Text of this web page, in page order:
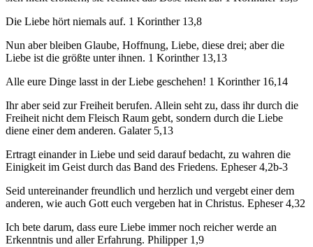
Die Liebe hört niemals auf. 1 Korinther 13,8
Nun aber bleiben Glaube, Hoffnung, Liebe, diese drei; aber die
Liebe ist die größte unter ihnen. 1 Korinther 13,13
Alle eure Dinge lasst in der Liebe geschehen! 1 Korinther 16,14
Ihr aber seid zur Freiheit berufen. Allein seht zu, dass ihr durch die
Freiheit nicht dem Fleisch Raum gebt, sondern durch die Liebe
diene einer dem anderen. Galater 5,13
Ertragt einander in Liebe und seid darauf bedacht, zu wahren die
Einigkeit im Geist durch das Band des Friedens. Epheser 4,2b-3
Seid untereinander freundlich und herzlich und vergebt einer dem
anderen, wie auch Gott euch vergeben hat in Christus. Epheser 4,32
Ich bete darum, dass eure Liebe immer noch reicher werde an
Erkenntnis und aller Erfahrung. Philipper 1,9